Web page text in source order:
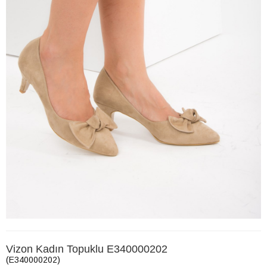
Vizon Kadın Topuklu E340000202
(E340000202)